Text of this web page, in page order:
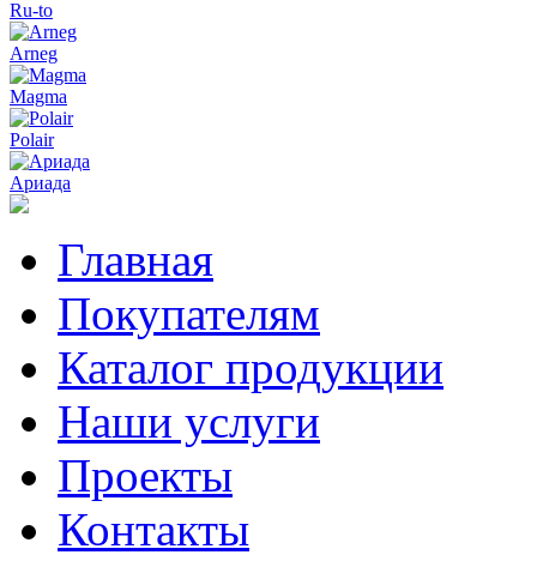
Ru-to
Arneg
Magma
Polair
Ариада
Главная
Покупателям
Каталог продукции
Наши услуги
Проекты
Контакты